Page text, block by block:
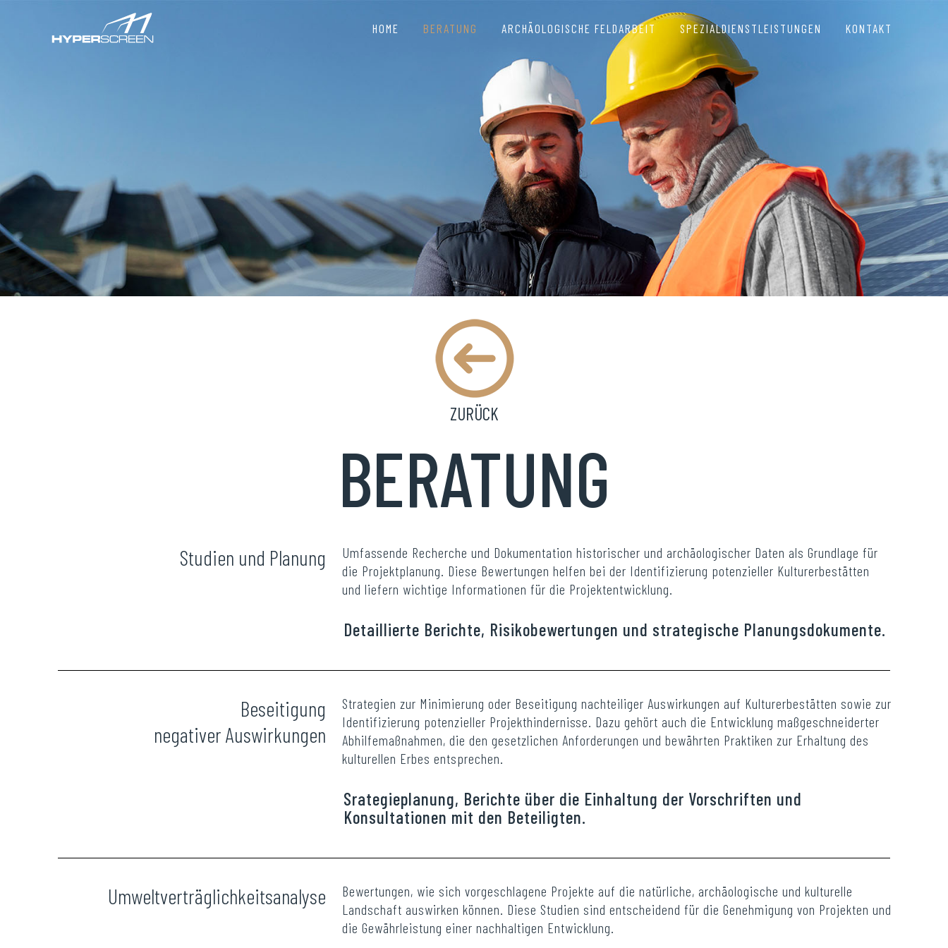
HOME BERATUNG ARCHÄOLOGISCHE FELDARBEIT SPEZIALDIENSTLEISTUNGEN KONTAKT
ZURÜCK
BERATUNG
Studien und Planung
Umfassende Recherche und Dokumentation historischer und archäologischer Daten als Grundlage für
die Projektplanung. Diese Bewertungen helfen bei der Identifizierung potenzieller Kulturerbestätten
und liefern wichtige Informationen für die Projektentwicklung.
Detaillierte Berichte, Risikobewertungen und strategische Planungsdokumente.
Beseitigung
negativer Auswirkungen
Strategien zur Minimierung oder Beseitigung nachteiliger Auswirkungen auf Kulturerbestätten sowie zur
Identifizierung potenzieller Projekthindernisse. Dazu gehört auch die Entwicklung maßgeschneiderter
Abhilfemaßnahmen, die den gesetzlichen Anforderungen und bewährten Praktiken zur Erhaltung des
kulturellen Erbes entsprechen.
Srategieplanung, Berichte über die Einhaltung der Vorschriften und
Konsultationen mit den Beteiligten.
Umweltverträglichkeitsanalyse
Bewertungen, wie sich vorgeschlagene Projekte auf die natürliche, archäologische und kulturelle
Landschaft auswirken können. Diese Studien sind entscheidend für die Genehmigung von Projekten und
die Gewährleistung einer nachhaltigen Entwicklung.